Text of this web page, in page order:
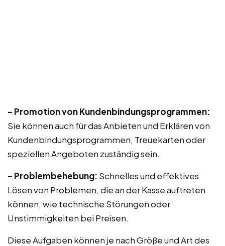
– Promotion von Kundenbindungsprogrammen:
Sie können auch für das Anbieten und Erklären von
Kundenbindungsprogrammen, Treuekarten oder
speziellen Angeboten zuständig sein.
– Problembehebung: Schnelles und effektives
Lösen von Problemen, die an der Kasse auftreten
können, wie technische Störungen oder
Unstimmigkeiten bei Preisen.
Diese Aufgaben können je nach Größe und Art des